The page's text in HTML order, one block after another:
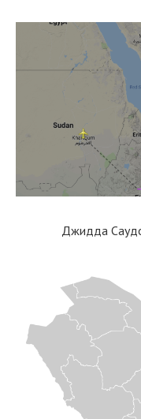
Джидда